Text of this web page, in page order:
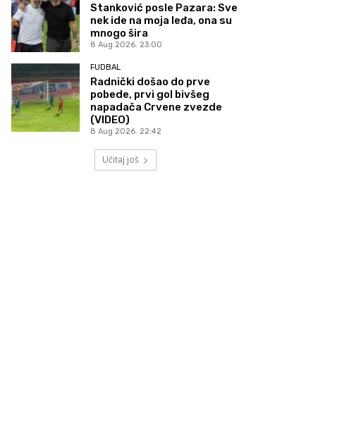
Stanković posle Pazara: Sve
nek ide na moja leđa, ona su
mnogo šira
8 Aug 2026. 23:00
FUDBAL
Radnički došao do prve
pobede, prvi gol bivšeg
napadača Crvene zvezde
(VIDEO)
8 Aug 2026. 22:42
Učitaj još